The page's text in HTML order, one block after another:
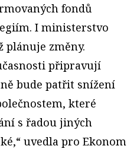
fondů
I ministerstvo
plánuje změny.
připravují
bude patřit snížení
které
s řadou jiných
uvedla pro Ekonom